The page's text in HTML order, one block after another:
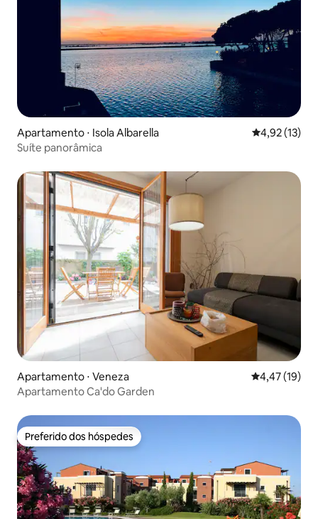
Apartamento ⋅ Isola Albarella 4,92 de uma
4,92 (13)
Suíte panorâmica
Apartamento ⋅ Veneza 4,47 de uma
4,47 (19)
Apartamento Ca'do Garden
Preferido dos hóspedes
Preferido dos hóspedes